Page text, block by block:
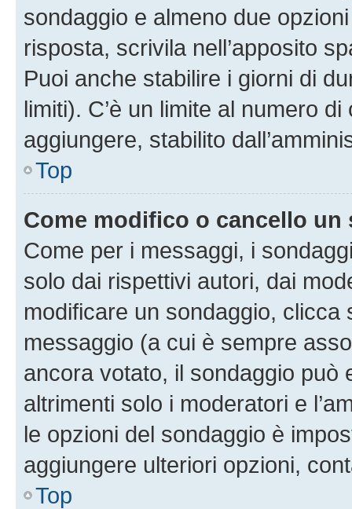
sondaggio e almeno due
risposta, scrivila nell’apposito
Puoi anche stabilire i giorni di
limiti). C’è un limite al numero
aggiungere, stabilito
Top
Come modifico o cancello un
Come per i messaggi, i
solo dai rispettivi autori, dai
modificare un sondaggio,
messaggio (a cui è sempre
ancora votato, il sondaggio può
altrimenti solo i moderatori e
le opzioni del sondaggio è
aggiungere ulteriori opzioni,
Top